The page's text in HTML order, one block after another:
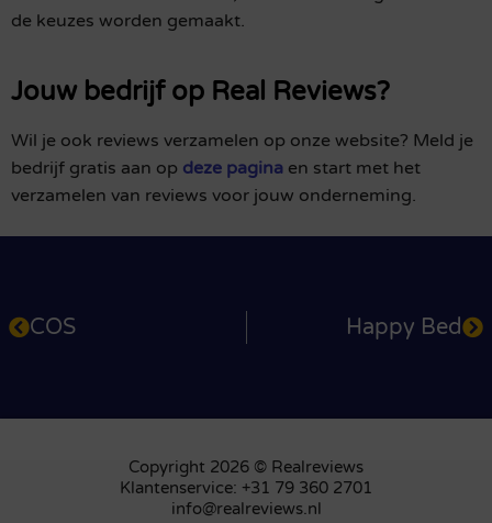
de keuzes worden gemaakt.
Jouw bedrijf op Real Reviews?
Wil je ook reviews verzamelen op onze website? Meld je
bedrijf gratis aan op deze pagina en start met het
verzamelen van reviews voor jouw onderneming.
COS Happy Bed
Copyright 2026 © Realreviews
Klantenservice: +31 79 360 2701
info@realreviews.nl